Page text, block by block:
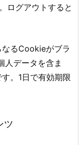
ログアウトすると
なるCookieがブラ
人データを含ま
。1日で有効期限
ツ